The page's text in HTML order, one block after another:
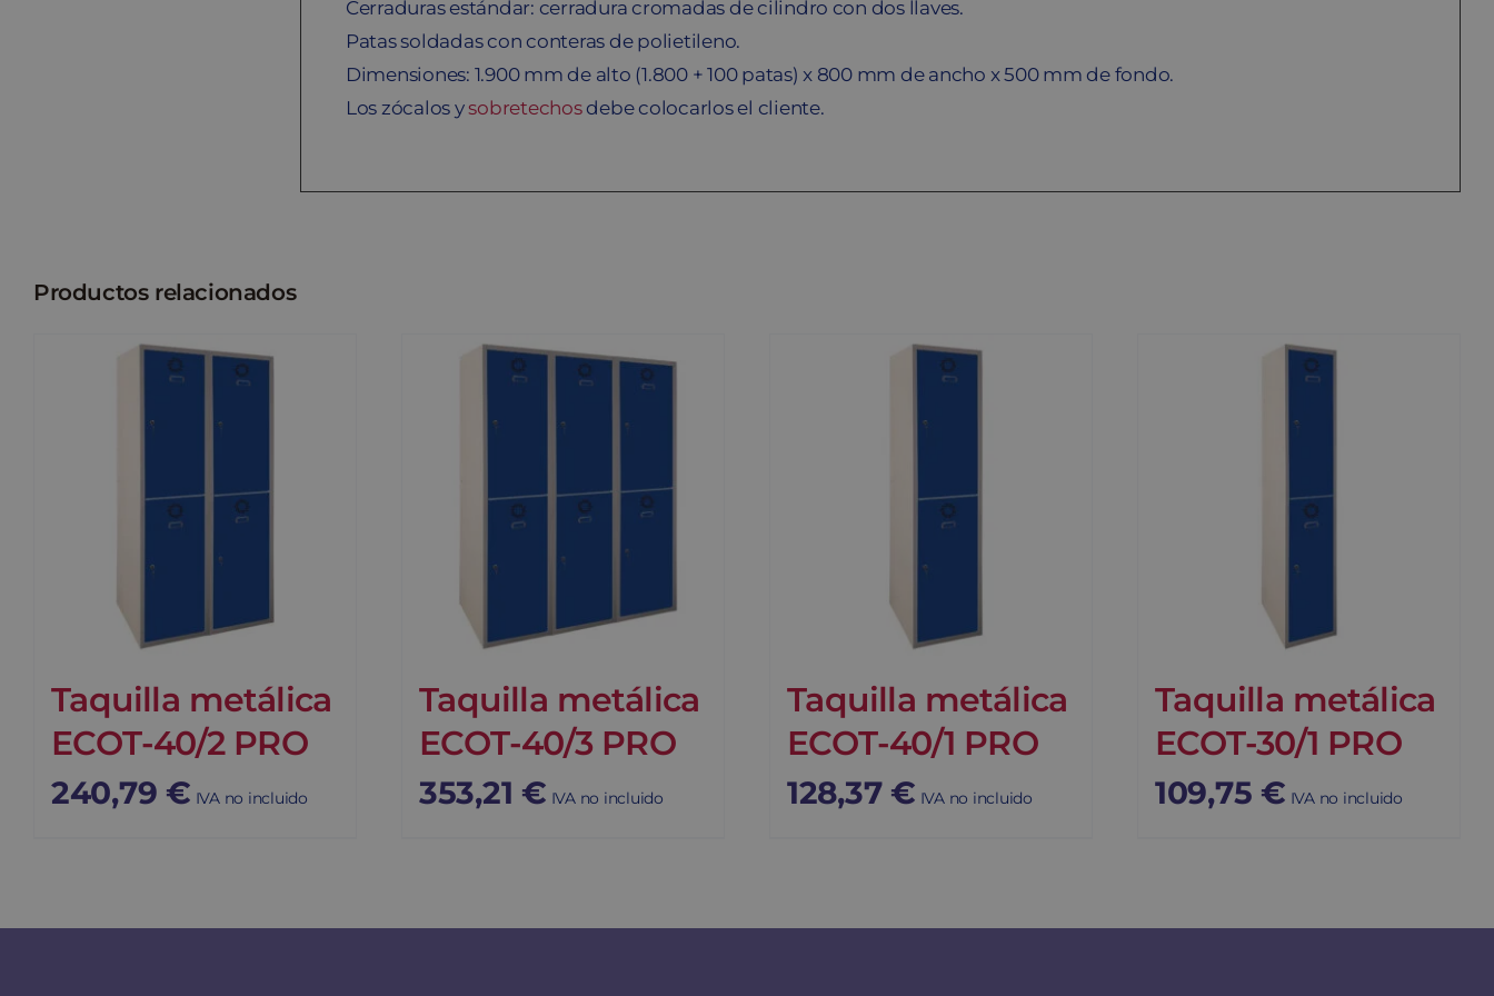
Cerraduras estándar: cerradura cromadas de cilindro con dos llaves.
Patas soldadas con conteras de polietileno.
Dimensiones: 1.900 mm de alto (1.800 + 100 patas) x 800 mm de ancho x 500 mm de fondo.
Los zócalos ysobretechosdebe colocarlos el cliente.
Productos relacionados
Taquilla metálica
ECOT-40/2 PRO
240,79 € IVA no incluido
Taquilla metálica
ECOT-40/3 PRO
353,21 € IVA no incluido
Taquilla metálica
ECOT-40/1 PRO
128,37 € IVA no incluido
Taquilla metálica
ECOT-30/1 PRO
109,75 € IVA no incluido